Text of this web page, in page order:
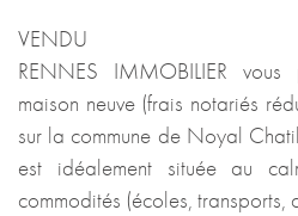
VENDU
RENNES IMMOBILIER
maison neuve (frais notariés
sur la commune de Noyal
est idéalement située au
commodités (écoles, transports,